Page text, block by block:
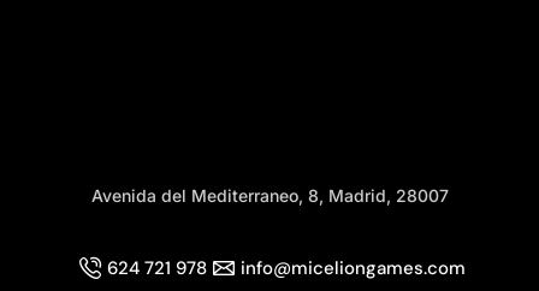
Avenida del Mediterraneo, 8, Madrid, 28007
624 721 978 info@miceliongames.com